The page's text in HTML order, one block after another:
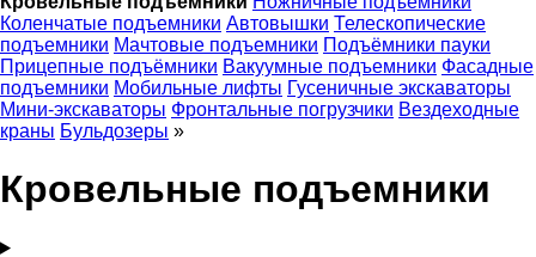
Коленчатые подъемники Автовышки Телескопические
подъемники Мачтовые подъемники Подъёмники пауки
Прицепные подъёмники Вакуумные подъемники Фасадные
подъемники Мобильные лифты Гусеничные экскаваторы
Мини-экскаваторы Фронтальные погрузчики Вездеходные
краны Бульдозеры »
Кровельные подъемники